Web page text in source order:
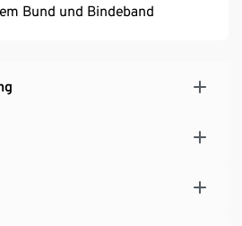
Bund und Bindeband